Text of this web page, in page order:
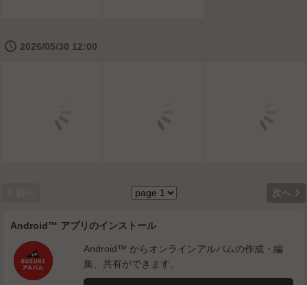
🕔 2026/05/30 12:00
次へ 
Android™ アプリのインストール
Android™ からオンラインアルバムの作成・編
集、共有ができます。